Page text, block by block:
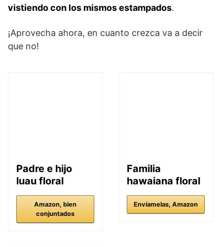
vistiendo con los mismos estampados.
¡Aprovecha ahora, en cuanto crezca va a decir
que no!
Padre e hijo
luau floral
Amazon, bien
conjuntados
Familia
hawaiana floral
Envíamelas, Amazon